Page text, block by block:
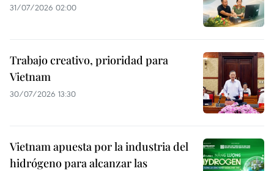
31/07/2026 02:00
Trabajo creativo, prioridad para
Vietnam
30/07/2026 13:30
Vietnam apuesta por la industria del
hidrógeno para alcanzar las